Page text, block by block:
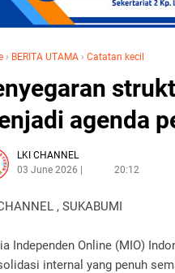
› BERITA UTAMA › Catatan kecil
agenda
LKI CHANNEL
03 June 2026
20:12
, SUKABUMI
Independen Online (MIO)
internal yang penuh